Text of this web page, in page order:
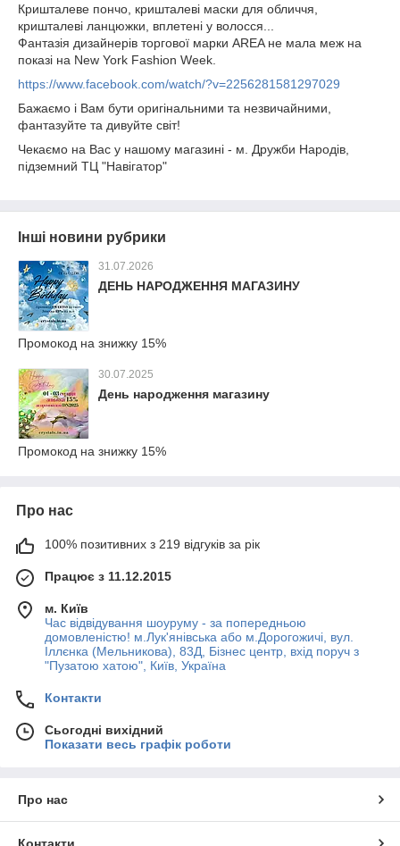
Кришталеве пончо, кришталеві маски для обличчя,
кришталеві ланцюжки, вплетені у волосся...
Фантазія дизайнерів торгової марки AREA не мала меж на
показі на New York Fashion Week.
https://www.facebook.com/watch/?v=2256281581297029
Бажаємо і Вам бути оригінальними та незвичайними,
фантазуйте та дивуйте світ!
Чекаємо на Вас у нашому магазині - м. Дружби Народів,
підземний ТЦ "Навігатор"
Інші новини рубрики
31.07.2026
ДЕНЬ НАРОДЖЕННЯ МАГАЗИНУ
Промокод на знижку 15%
30.07.2025
День народження магазину
Промокод на знижку 15%
Про нас
100% позитивних з 219 відгуків за рік
Працює з 11.12.2015
м. Київ
Час відвідування шоуруму - за попередньою
домовленістю! м.Лук'янівська або м.Дорогожичі, вул.
Іллєнка (Мельникова), 83Д, Бізнес центр, вхід поруч з
"Пузатою хатою", Київ, Україна
Контакти
Сьогодні вихідний
Показати весь графік роботи
Про нас